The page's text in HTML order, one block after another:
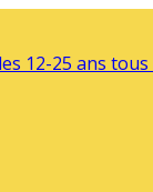
12-25 ans tous